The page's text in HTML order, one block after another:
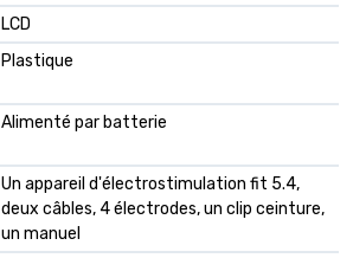
‎LCD
‎Plastique
‎Alimenté par batterie
‎‎Un appareil d'électrostimulation fit 5.4,
deux câbles, 4 électrodes, un clip ceinture,
un manuel